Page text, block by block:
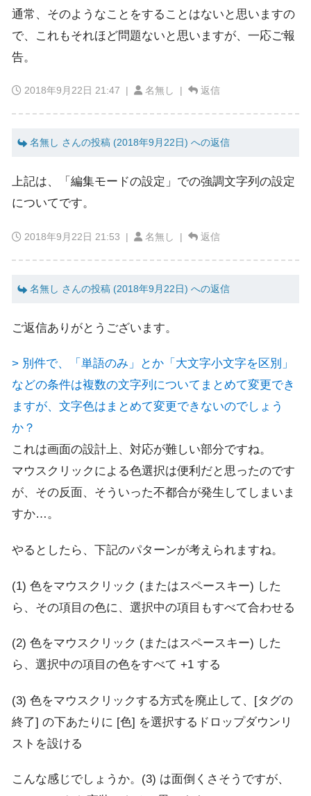
通常、そのようなことをすることはないと思いますの
で、これもそれほど問題ないと思いますが、一応ご報
告。
2018年9月22日 21:47 | 名無し | 返信
名無し さんの投稿 (2018年9月22日) への返信
上記は、「編集モードの設定」での強調文字列の設定
についてです。
2018年9月22日 21:53 | 名無し | 返信
名無し さんの投稿 (2018年9月22日) への返信
ご返信ありがとうございます。
> 別件で、「単語のみ」とか「大文字小文字を区別」
などの条件は複数の文字列についてまとめて変更でき
ますが、文字色はまとめて変更できないのでしょう
か？
これは画面の設計上、対応が難しい部分ですね。
マウスクリックによる色選択は便利だと思ったのです
が、その反面、そういった不都合が発生してしまいま
すか…。
やるとしたら、下記のパターンが考えられますね。
(1) 色をマウスクリック (またはスペースキー) した
ら、その項目の色に、選択中の項目もすべて合わせる
(2) 色をマウスクリック (またはスペースキー) した
ら、選択中の項目の色をすべて +1 する
(3) 色をマウスクリックする方式を廃止して、[タグの
終了] の下あたりに [色] を選択するドロップダウンリ
ストを設ける
こんな感じでしょうか。(3) は面倒くさそうですが、